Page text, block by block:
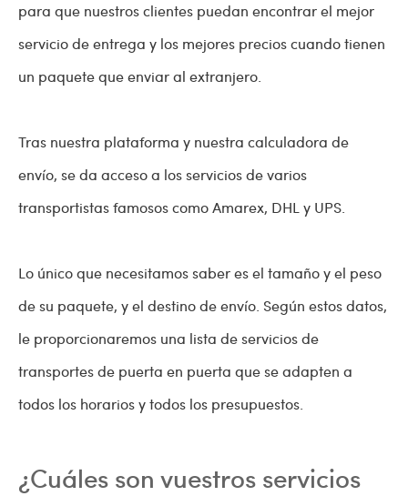
para que nuestros clientes puedan encontrar el mejor
servicio de entrega y los mejores precios cuando tienen
un paquete que enviar al extranjero.
Tras nuestra plataforma y nuestra calculadora de
envío, se da acceso a los servicios de varios
transportistas famosos como Amarex, DHL y UPS.
Lo único que necesitamos saber es el tamaño y el peso
de su paquete, y el destino de envío. Según estos datos,
le proporcionaremos una lista de servicios de
transportes de puerta en puerta que se adapten a
todos los horarios y todos los presupuestos.
¿Cuáles son vuestros servicios